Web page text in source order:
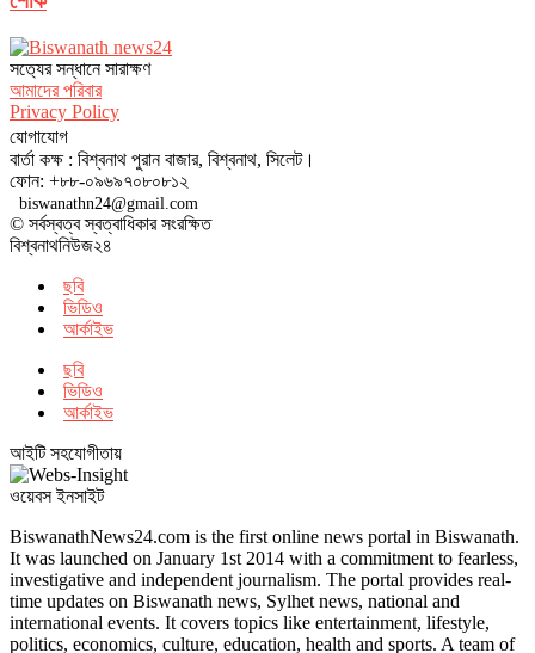
সত‌্যের সন্ধানে সারাক্ষণ
আমাদের পরিবার
Privacy Policy
যোগাযোগ
বার্তা কক্ষ : বিশ্বনাথ পুরান বাজার, বিশ্বনাথ, সিলেট।
ফোন: +৮৮-০৯৬৯৭০৮০৮১২
biswanathn24@gmail.com
© সর্বস্বত্ব স্বত্বাধিকার সংরক্ষিত
বিশ্বনাথনিউজ২৪
ছবি
ভিডিও
আর্কাইভ
ছবি
ভিডিও
আর্কাইভ
আইটি সহযোগীতায়
ওয়েবস ইনসাইট
BiswanathNews24.com is the first online news portal in Biswanath.
It was launched on January 1st 2014 with a commitment to fearless,
investigative and independent journalism. The portal provides real-
time updates on Biswanath news, Sylhet news, national and
international events. It covers topics like entertainment, lifestyle,
politics, economics, culture, education, health and sports. A team of